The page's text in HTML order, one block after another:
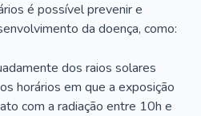
é possível prevenir e
da doença, como:
dos raios solares
horários em que a exposição
com a radiação entre 10h e